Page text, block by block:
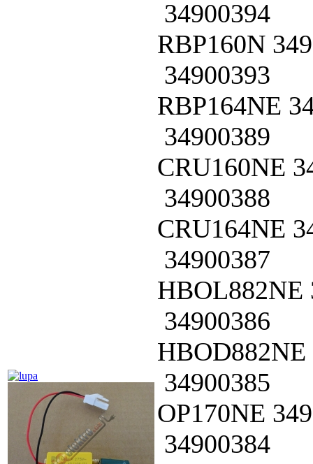
34900394
RBP160N
34900393
RBP164NE
34900389
CRU160NE
34900388
CRU164NE
34900387
HBOL882NE
34900386
HBOD882NE
34900385
OP170NE
34900384